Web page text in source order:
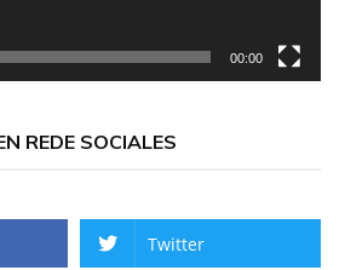
00:00
REDE SOCIALES
Twitter